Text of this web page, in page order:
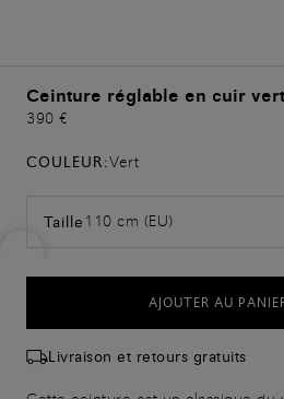
Ceinture réglable en cuir vert
390 €
COULEUR:Vert
Taille 110 cm (EU)
AJOUTER AU
Livraison et retours gratuits